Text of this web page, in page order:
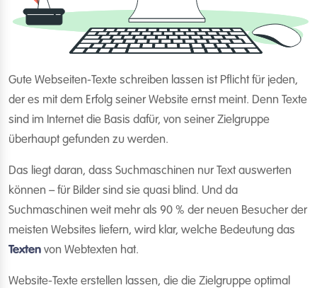
Gute Webseiten-Texte schreiben lassen ist Pflicht für jeden,
der es mit dem Erfolg seiner Website ernst meint. Denn Texte
sind im Internet die Basis dafür, von seiner Zielgruppe
überhaupt gefunden zu werden.
Das liegt daran, dass Suchmaschinen nur Text auswerten
können – für Bilder sind sie quasi blind. Und da
Suchmaschinen weit mehr als 90 % der neuen Besucher der
meisten Websites liefern, wird klar, welche Bedeutung das
Texten von Webtexten hat.
Website-Texte erstellen lassen, die die Zielgruppe optimal